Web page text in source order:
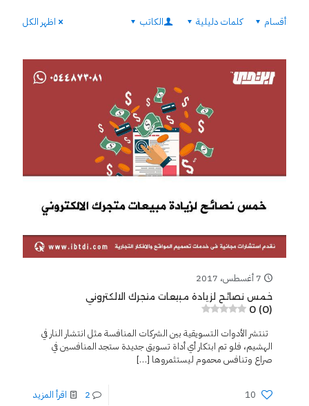
أقسام كلمات دليلية الكاتب اظهر الكل
7 أغسطس، 2017
خمس نصائح لزيادة مبيعات متجرك الالكتروني
0 (0)
تنتشر الأدوات التسويقية بين الشركات المنافسة مثل انتشار النار في
الهشيم، فلو تم ابتكار أي أداة تسويق جديدة ستجد المنافسين في
صراع وتنافس محموم ليستثمروها […]
10
2 اقرأ المزيد